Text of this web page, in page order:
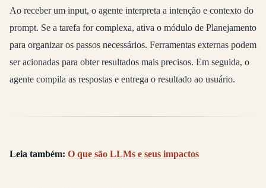
Ao receber um input, o agente interpreta a intenção e contexto do
prompt. Se a tarefa for complexa, ativa o módulo de Planejamento
para organizar os passos necessários. Ferramentas externas podem
ser acionadas para obter resultados mais precisos. Em seguida, o
agente compila as respostas e entrega o resultado ao usuário.
Leia também: O que são LLMs e seus impactos